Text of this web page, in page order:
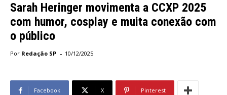
Sarah Heringer movimenta a CCXP 2025
com humor, cosplay e muita conexão com
o público
Por Redação SP - 10/12/2025
Facebook X Pinterest